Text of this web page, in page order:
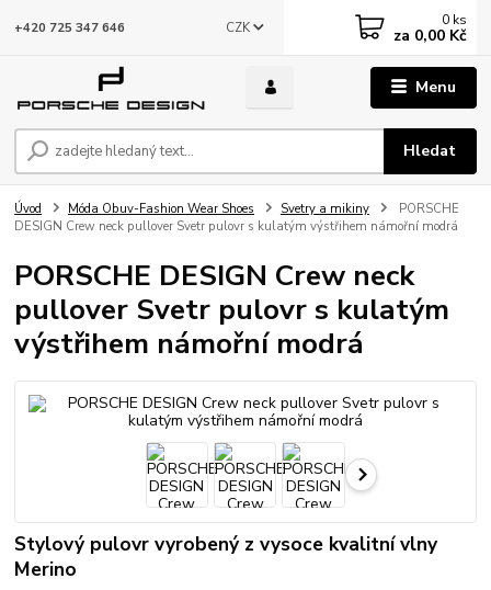
Menu
CZK
Hledat
+420 725 347 646 0 ks
za 0,00 Kč
Úvod Móda Obuv-Fashion Wear Shoes Svetry a mikiny
PORSCHE
DESIGN Crew neck pullover Svetr pulovr s kulatým výstřihem námořní modrá
PORSCHE DESIGN Crew neck
pullover Svetr pulovr s kulatým
výstřihem námořní modrá
Stylový pulovr vyrobený z vysoce kvalitní vlny
Merino